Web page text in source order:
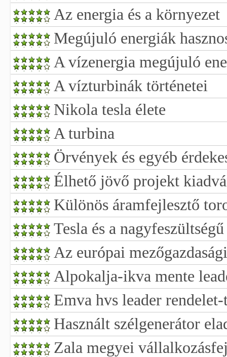
Az energia és a környezet
Megújuló energiák
A vízenergia megújuló
A vízturbinák történetei
Nikola tesla élete
A turbina
Örvények és egyéb
Élhető jövő projekt
Különös áramfejlesztő
Tesla és a
Az európai mezőgazdasági
Alpokalja-ikva mente
Emva hvs leader
Használt szélgenerátor
Zala megyei